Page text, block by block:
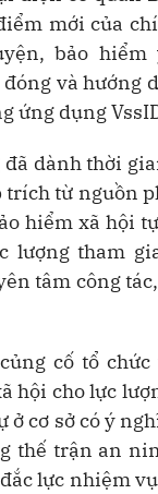
mới của
bảo
và hướng
ứng dụng
dành thời
trích từ nguồn
hiểm xã hội
lượng tham
tâm công
cố tổ
hội cho lực
ở cơ sở có ý
thế trận an
lực nhiệm